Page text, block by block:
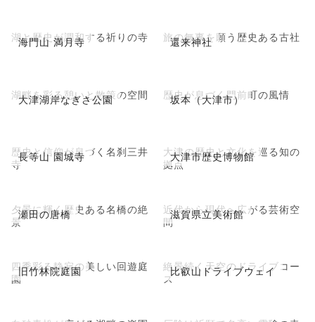
海門山 満月寺
湖と歴史が調和する祈りの寺 還来神社
旅の無事を願う歴史ある古社
大津湖岸なぎさ公園
湖畔を彩る憩いと散策の空間 坂本（大津市）
歴史が息づく門前町の風情
長等山 園城寺
歴史と信仰が息づく名刹三井
寺
大津市歴史博物館
大津の歴史と文化を巡る知の
拠点
瀬田の唐橋
夕景に輝く歴史ある名橋の絶
景
滋賀県立美術館
近代から現代へ広がる芸術空
間
旧竹林院庭園
四季彩る静寂の美しい回遊庭
園
比叡山ドライブウェイ
絶景続く天空のドライブコー
ス